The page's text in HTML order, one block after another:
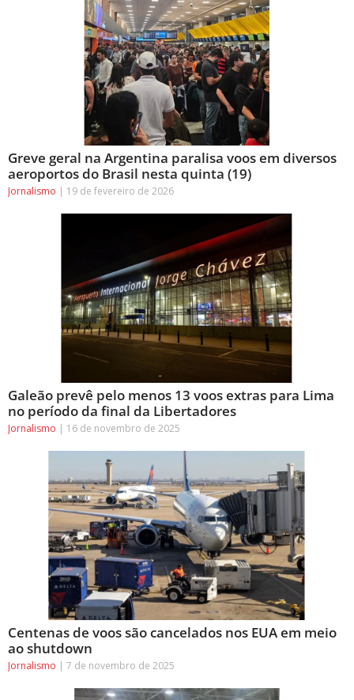
Greve geral na Argentina paralisa voos em diversos
aeroportos do Brasil nesta quinta (19)
Jornalismo 19 de fevereiro de 2026
Galeão prevê pelo menos 13 voos extras para Lima
no período da final da Libertadores
Jornalismo 16 de novembro de 2025
Centenas de voos são cancelados nos EUA em meio
ao shutdown
Jornalismo 7 de novembro de 2025